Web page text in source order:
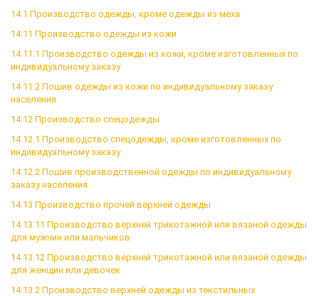
14.1 Производство одежды, кроме одежды из меха
14.11 Производство одежды из кожи
14.11.1 Производство одежды из кожи, кроме изготовленных по
индивидуальному заказу
14.11.2 Пошив одежды из кожи по индивидуальному заказу
населения
14.12 Производство спецодежды
14.12.1 Производство спецодежды, кроме изготовленных по
индивидуальному заказу
14.12.2 Пошив производственной одежды по индивидуальному
заказу населения
14.13 Производство прочей верхней одежды
14.13.11 Производство верхней трикотажной или вязаной одежды
для мужчин или мальчиков
14.13.12 Производство верхней трикотажной или вязаной одежды
для женщин или девочек
14.13.2 Производство верхней одежды из текстильных